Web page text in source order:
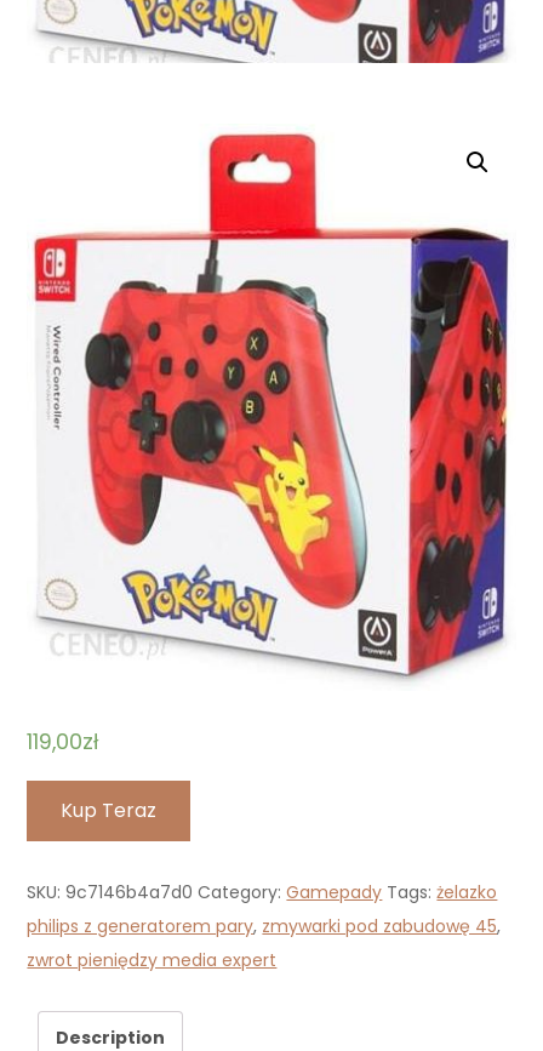
119,00zł
Kup Teraz
SKU:9c7146b4a7d0 Category:Gamepady Tags:żelazko
philips z generatorem pary, zmywarki pod zabudowę 45,
zwrot pieniędzy media expert
Description